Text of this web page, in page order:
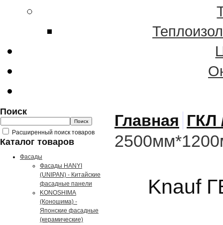
Поиск
Расширенный поиск товаров
Каталог товаров
Фасады
Фасады HANYI
(UNIPAN) - Китайские
фасадные панели
KONOSHIMA
(Коношима) -
Японские фасадные
(керамические)
Главная ГКЛ
Knauf